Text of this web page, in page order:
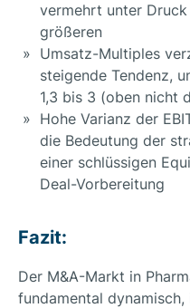
vermehrt unter
größeren
Umsatz-Multiples
steigende Tendenz,
1,3 bis 3 (oben nicht
Hohe Varianz der
die Bedeutung der
einer schlüssigen
Deal-Vorbereitung
Fazit:
Der M&A-Markt in
fundamental